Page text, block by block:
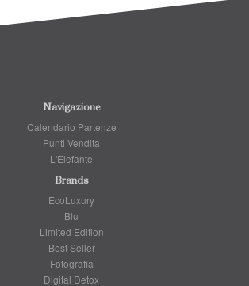
Navigazione
Calendario Partenze
Punti Vendita
L'Elefante
Brands
EcoLuxury
Blu
Limited Edition
Best Seller
Fotografia
Digital Detox